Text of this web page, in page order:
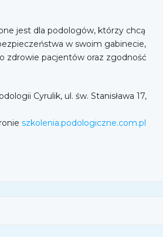
jest dla podologów, którzy chcą
w swoim gabinecie,
zdrowie pacjentów oraz zgodność
Cyrulik, ul. św. Stanisława 17,
szkolenia.podologiczne.com.pl